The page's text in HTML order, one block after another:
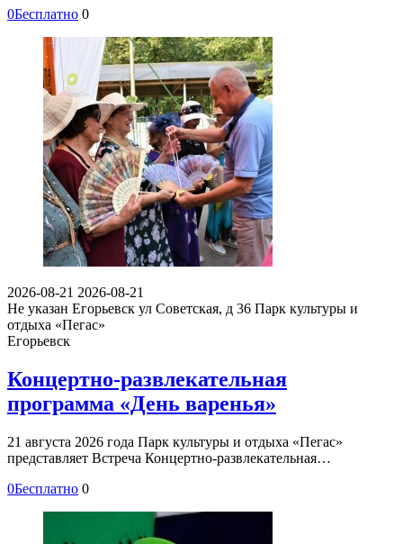
0Бесплатно 0
2026-08-21 2026-08-21
Не указан Егорьевск ул Советская, д 36 Парк культуры и
отдыха «Пегас»
Егорьевск
Концертно-развлекательная
программа «День варенья»
21 августа 2026 года Парк культуры и отдыха «Пегас»
представляет Встреча Концертно-развлекательная…
0Бесплатно 0